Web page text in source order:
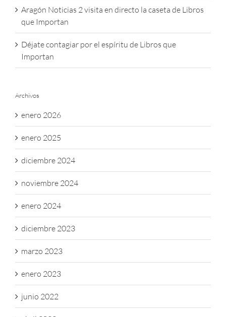
Aragón Noticias 2 visita en directo la caseta de Libros
que Importan
Déjate contagiar por el espíritu de Libros que
Importan
Archivos
enero 2026
enero 2025
diciembre 2024
noviembre 2024
enero 2024
diciembre 2023
marzo 2023
enero 2023
junio 2022